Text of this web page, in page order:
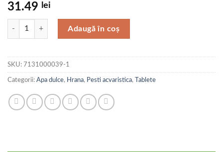
31.49 lei
Cantitate JBL Novofect 100ml
Adaugă în coș
SKU: 7131000039-1
Categorii: Apa dulce, Hrana, Pesti acvaristica, Tablete